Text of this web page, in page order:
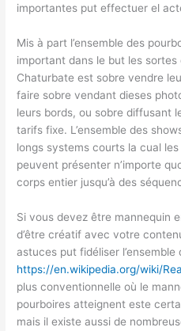
importantes put effectuer el
Mis à part l’ensemble des
important dans le but les sortes
Chaturbate est sobre vendre
faire sobre vendant dieses
leurs bords, ou sobre diffusant
tarifs fixe. L’ensemble des
longs systems courts la cual
peuvent présenter n’importe
corps entier jusqu’à des
Si vous devez être mannequin
d’être créatif avec votre
astuces put fidéliser
https://en.wikipedia.org/wiki/
plus conventionnelle où le
pourboires atteignent este
mais il existe aussi de